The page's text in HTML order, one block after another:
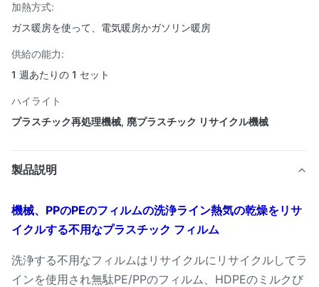
加熱方式:
ガス暖房を使って、電気暖房かガソリン暖房
供給の能力:
1 週あたりの 1 セット
ハイライト
プラスチック再処理機械, 廃プラスチック リサイクル機械
製品説明
機械、PPのPEのフィルムの洗浄ライン熱気の乾燥をリサ
イクルする不用なプラスチック フィルム
洗浄する不用なフィルムはリサイクルにリサイクルしてラ
インを使用され無駄PE/PPのフィルム、HDPEのミルクび